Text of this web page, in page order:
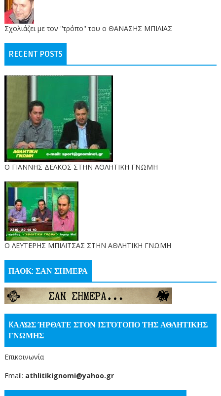
Σχολιάζει με τον ''τρόπο'' του ο ΘΑΝΑΣΗΣ ΜΠΙΛΙΑΣ
RECENT POSTS
Ο ΓΙΑΝΝΗΣ ΔΕΛΚΟΣ ΣΤΗΝ ΑΘΛΗΤΙΚΗ ΓΝΩΜΗ
O ΛΕΥΤΕΡΗΣ ΜΠΙΛΙΤΣΑΣ ΣΤΗΝ ΑΘΛΗΤΙΚΗ ΓΝΩΜΗ
ΠΑΟΚ: ΣΑΝ ΣΗΜΕΡΑ
KΑΛΏΣ ΉΡΘΑΤΕ ΣΤΟΝ ΙΣΤΌΤΟΠΟ ΤΗΣ ΑΘΛΗΤΙΚΗΣ
ΓΝΩΜΗΣ
Επικοινωνία
Email: athlitikignomi@yahoo.gr